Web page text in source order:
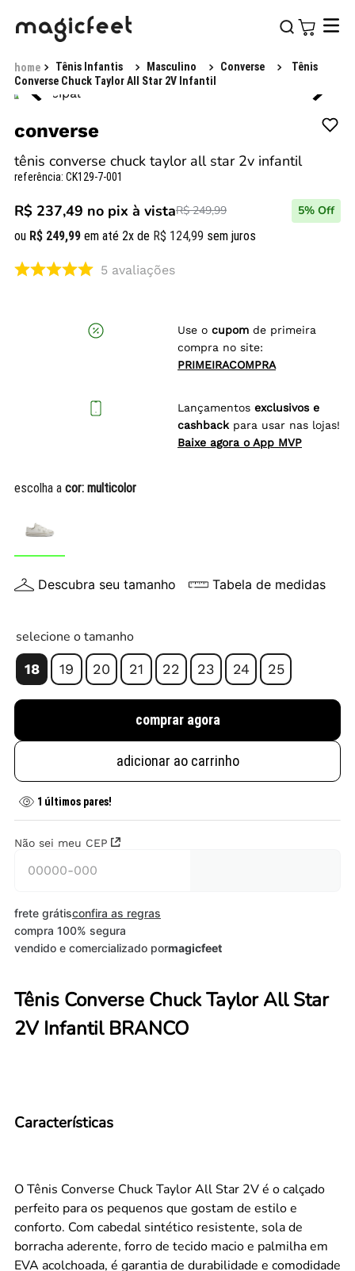
Tênis Infantis Masculino Converse
Tênis
Converse Chuck Taylor All Star 2V Infantil
converse
tênis converse chuck taylor all star 2v infantil
referência: CK129-7-001
R$ 237,49 no pix à vistaR$ 249,99 5% Off
ou R$ 249,99 em até 2x de R$ 124,99 sem juros
5 avaliações
Use o cupom de primeira
compra no site:
PRIMEIRACOMPRA
Lançamentos exclusivos e
cashback para usar nas lojas!
Baixe agora o App MVP
escolha a cor: multicolor
Descubra seu tamanho Tabela de medidas
selecione o tamanho
18 19 20 21 22 23 24 25
comprar agora
adicionar ao carrinho
1 últimos pares!
Não sei meu CEP
frete grátisconfira as regras
compra 100% segura
vendido e comercializado pormagicfeet
Tênis Converse Chuck Taylor All Star
2V Infantil BRANCO
Características
O Tênis Converse Chuck Taylor All Star 2V é o calçado
perfeito para os pequenos que gostam de estilo e
conforto. Com cabedal sintético resistente, sola de
borracha aderente, forro de tecido macio e palmilha em
EVA acolchoada, é garantia de durabilidade e comodidade